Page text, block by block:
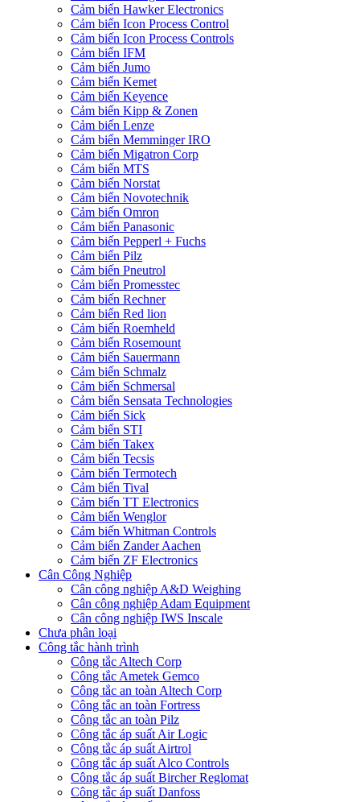
Cảm biến Hawker Electronics
Cảm biến Icon Process Control
Cảm biến Icon Process Controls
Cảm biến IFM
Cảm biến Jumo
Cảm biến Kemet
Cảm biến Keyence
Cảm biến Kipp & Zonen
Cảm biến Lenze
Cảm biến Memminger IRO
Cảm biến Migatron Corp
Cảm biến MTS
Cảm biến Norstat
Cảm biến Novotechnik
Cảm biến Omron
Cảm biến Panasonic
Cảm biến Pepperl + Fuchs
Cảm biến Pilz
Cảm biến Pneutrol
Cảm biến Promesstec
Cảm biến Rechner
Cảm biến Red lion
Cảm biến Roemheld
Cảm biến Rosemount
Cảm biến Sauermann
Cảm biến Schmalz
Cảm biến Schmersal
Cảm biến Sensata Technologies
Cảm biến Sick
Cảm biến STI
Cảm biến Takex
Cảm biến Tecsis
Cảm biến Termotech
Cảm biến Tival
Cảm biến TT Electronics
Cảm biến Wenglor
Cảm biến Whitman Controls
Cảm biến Zander Aachen
Cảm biến ZF Electronics
Cân Công Nghiệp
Cân công nghiệp A&D Weighing
Cân công nghiệp Adam Equipment
Cân công nghiệp IWS Inscale
Chưa phân loại
Công tắc hành trình
Công tắc Altech Corp
Công tắc Ametek Gemco
Công tắc an toàn Altech Corp
Công tắc an toàn Fortress
Công tắc an toàn Pilz
Công tắc áp suất Air Logic
Công tắc áp suất Airtrol
Công tắc áp suất Alco Controls
Công tắc áp suất Bircher Reglomat
Công tắc áp suất Danfoss